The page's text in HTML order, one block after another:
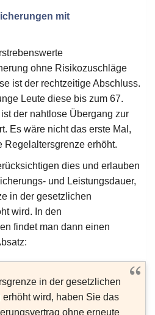
mit
ohne Risikozuschläge
ist der rechtzeitige Abschluss.
Leute diese bis zum 67.
der nahtlose Übergang zur
Es wäre nicht das erste Mal,
Regelaltersgrenze erhöht.
dies und erlauben
und Leistungsdauer,
in der gesetzlichen
wird. In den
findet man dann einen
in der gesetzlichen
wird, haben Sie das
ohne erneute